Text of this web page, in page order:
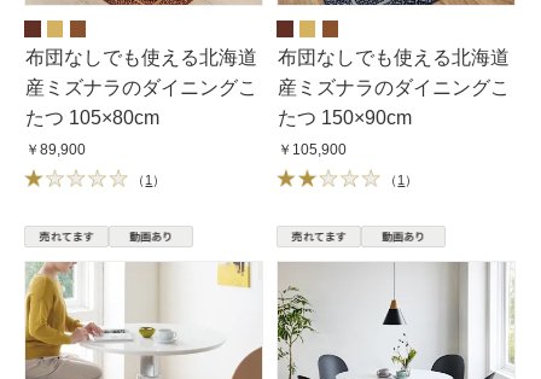
布団なしでも使える北海道
産ミズナラのダイニングこ
たつ 105×80cm
￥89,900
（ 1 ）
布団なしでも使える北海道
産ミズナラのダイニングこ
たつ 150×90cm
￥105,900
（ 1 ）